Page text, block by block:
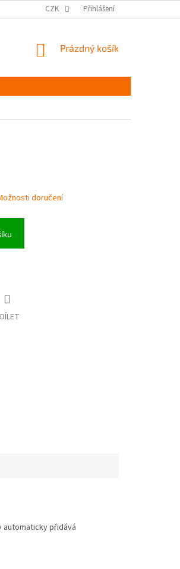
JAK PEČOVAT O OBUV
CZK Přihlášení
NÁKUPNÍ
Prázdný košík
doručení
automaticky přidává